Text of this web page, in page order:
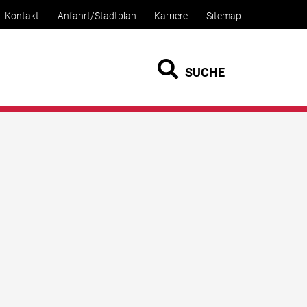
Kontakt Anfahrt/Stadtplan Karriere Sitemap
SUCHE